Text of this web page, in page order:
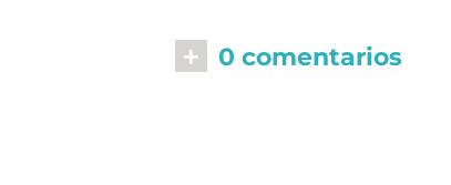
+ 0 comentarios